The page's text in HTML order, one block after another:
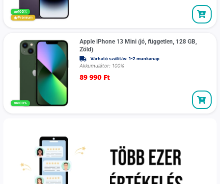
100%
Prémium
100%
Apple iPhone 13 Mini (jó, független, 128 GB,
Zöld)
Várható szállítás: 1-2 munkanap
Akkumulátor: 100%
89 990 Ft